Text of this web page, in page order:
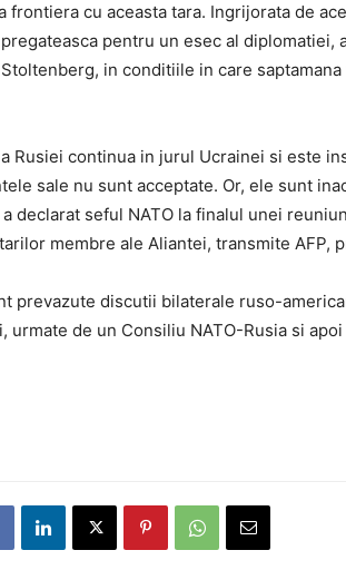
cu aceasta tara. Ingrijorata de
pentru un esec al diplomatiei,
in conditiile in care
Rusiei continua in jurul Ucrainei si este
sale nu sunt acceptate. Or, ele sunt
declarat seful NATO la finalul unei
membre ale Aliantei, transmite AFP,
prevazute discutii bilaterale ruso-
urmate de un Consiliu NATO-Rusia si